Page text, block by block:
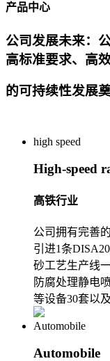
产品中心
公司发展未来：
高标准要求、高
的可持续性发展
high speed
High-speed
高铁行业
公司拥有完善
引进1条
砂工艺生产线
防腐处理静电
等设备30套以
Automobile
Automobile